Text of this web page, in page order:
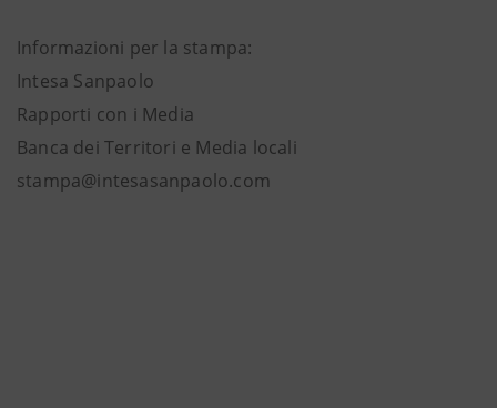
Informazioni per la stampa:
Intesa Sanpaolo
Rapporti con i Media
Banca dei Territori e Media locali
stampa@intesasanpaolo.com